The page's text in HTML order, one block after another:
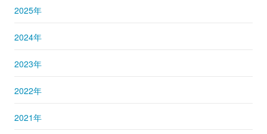
2025年
2024年
2023年
2022年
2021年